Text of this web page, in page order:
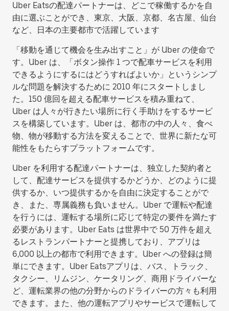
Uber Eatsの配達パートナーは、どこで稼働するかを自
由に選ぶことができ、東京、大阪、京都、名古屋、仙台
など、日本の主要都市で活躍しています
「移動を通じて機会を生み出すこと」が Uber の使命で
す。Uber は、「ボタン操作 1 つで配車サービスを利用
できるようにするにはどうすればよいか」というシンプ
ルな問題を解決するために 2010 年にスタートしまし
た。150 億回を超える配車サービスを積み重ねて、
Uber は人々が行きたい場所に行く手助けをするサービ
スを構築しています。Uber は、都市の中の人々、食べ
物、物が移動する方法を変えることで、世界に新たな可
能性をもたらすプラットフォームです。
Uber を利用する配達パートナーは、独立した契約者と
して、配達サービスを提供するかどうか、どのように提
供するか、いつ提供するかを自由に決定することがで
き、また、専属義務も負いません。Uber で運転や配達
を行うには、運転する場所に応じて特定の要件を満たす
必要があります。Uber Eats は世界中で 50 万件を超え
るレストランパートナーと提携しており、アプリは
6,000 以上の都市で利用できます。Uber への登録は簡
単にできます。Uber Eatsアプリは、バス、トラック、
タクシー、リムジン、ケータリング、商用ドライバーな
ど、運転業界の他の分野からのドライバーの方々も利用
できます。また、他の運転アプリやサービスで運転して